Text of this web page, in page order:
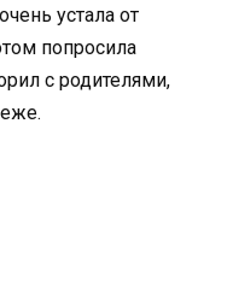
устала от
попросила
с родителями,